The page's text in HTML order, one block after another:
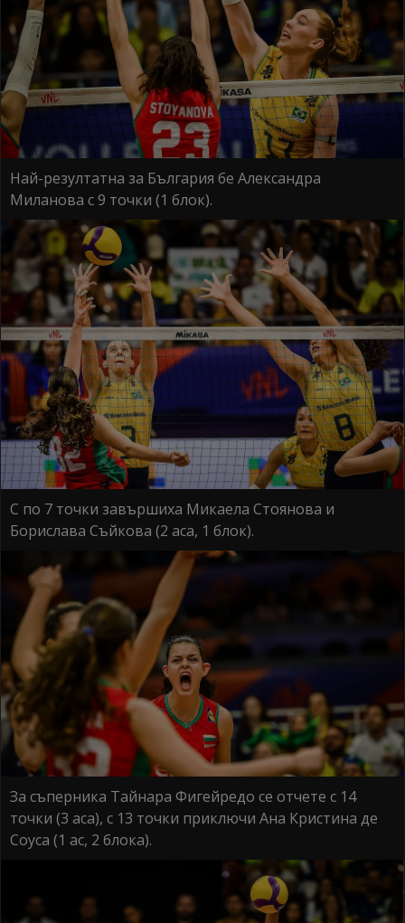
Най-резултатна за България бе Александра
Миланова с 9 точки (1 блок).
С по 7 точки завършиха Микаела Стоянова и
Борислава Съйкова (2 аса, 1 блок).
За съперника Тайнара Фигейредо се отчете с 14
точки (3 аса), с 13 точки приключи Ана Кристина де
Соуса (1 ас, 2 блока).